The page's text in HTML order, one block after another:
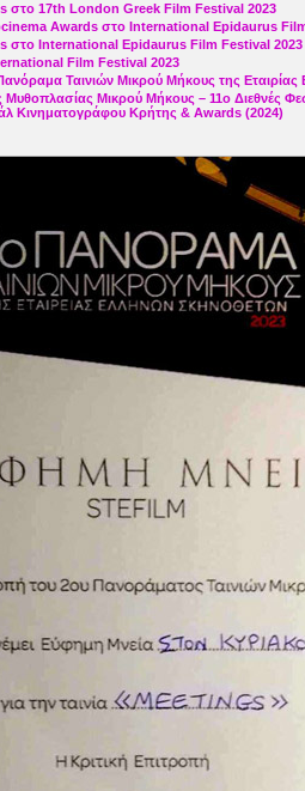
στο 17th London Greek Film Festival 2023
Awards στο International Epidaurus
στο International Epidaurus Film Festival 2023
Film Festival 2023
Ταινιών Μικρού Μήκους της
Μυθοπλασίας Μικρού Μήκους – 11ο Διεθνές
Κινηματογράφου Κρήτης & Awards (2024)